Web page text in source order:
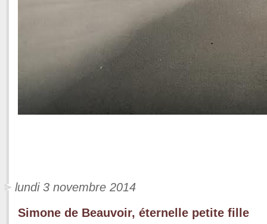
lundi 3 novembre 2014
Simone de Beauvoir, éternelle petite fille